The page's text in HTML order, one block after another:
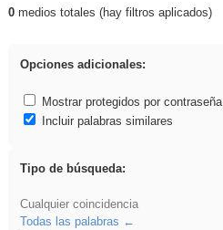
Resultados de: Novela
0medios totales (hay filtros aplicados)
Opciones adicionales:
Mostrar protegidos por contraseña
Incluir palabras similares
Tipo de búsqueda:
Cualquier coincidencia
Todas las palabras